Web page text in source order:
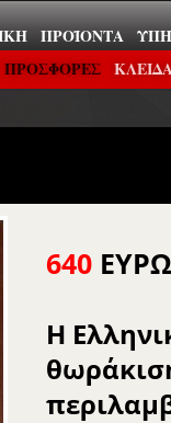
ΠΡΟΪΌΝΤΑ
ΠΡΟΣΦΟΡΕΣ
640
Η